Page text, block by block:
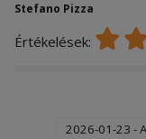
Stefano Pizza
Értékelések:
2026-01-23 -